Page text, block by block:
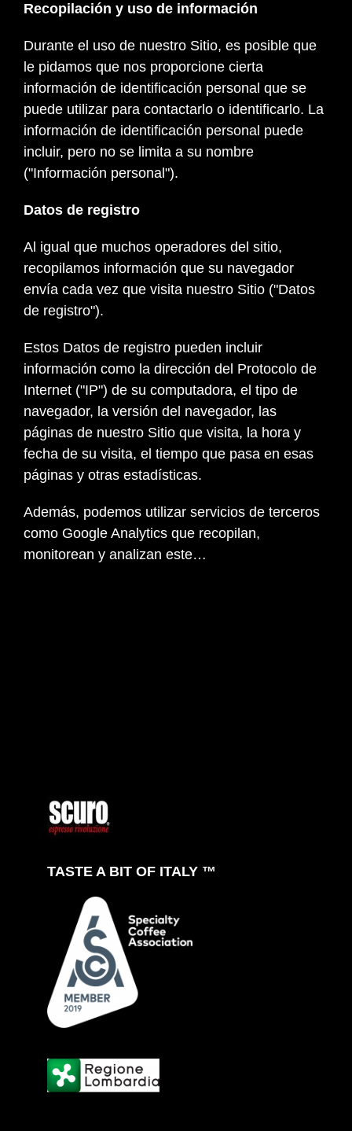
Recopilación y uso de información
Durante el uso de nuestro Sitio, es posible que
le pidamos que nos proporcione cierta
información de identificación personal que se
puede utilizar para contactarlo o identificarlo. La
información de identificación personal puede
incluir, pero no se limita a su nombre
("Información personal").
Datos de registro
Al igual que muchos operadores del sitio,
recopilamos información que su navegador
envía cada vez que visita nuestro Sitio ("Datos
de registro").
Estos Datos de registro pueden incluir
información como la dirección del Protocolo de
Internet ("IP") de su computadora, el tipo de
navegador, la versión del navegador, las
páginas de nuestro Sitio que visita, la hora y
fecha de su visita, el tiempo que pasa en esas
páginas y otras estadísticas.
Además, podemos utilizar servicios de terceros
como Google Analytics que recopilan,
monitorean y analizan este…
TASTE A BIT OF ITALY ™